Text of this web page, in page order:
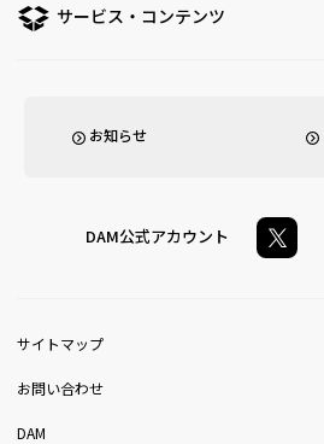
サービス・コンテンツ
お知らせ
DAM公式アカウント
サイトマップ
お問い合わせ
DAM